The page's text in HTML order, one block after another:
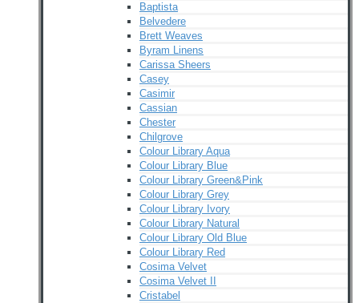
Baptista
Belvedere
Brett Weaves
Byram Linens
Carissa Sheers
Casey
Casimir
Cassian
Chester
Chilgrove
Colour Library Aqua
Colour Library Blue
Colour Library Green&Pink
Colour Library Grey
Colour Library Ivory
Colour Library Natural
Colour Library Old Blue
Colour Library Red
Cosima Velvet
Cosima Velvet II
Cristabel